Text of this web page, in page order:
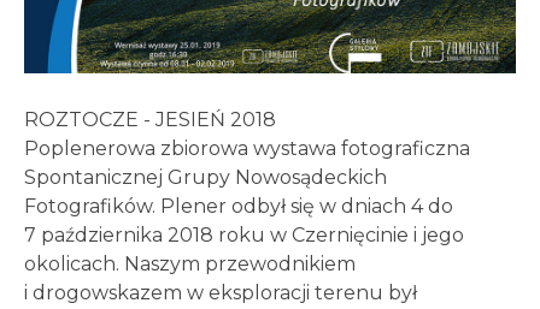
ROZTOCZE - JESIEŃ 2018
Poplenerowa zbiorowa wystawa fotograficzna
Spontanicznej Grupy Nowosądeckich
Fotografików. Plener odbył się w dniach 4 do
7 października 2018 roku w Czernięcinie i jego
okolicach. Naszym przewodnikiem
i drogowskazem w eksploracji terenu był